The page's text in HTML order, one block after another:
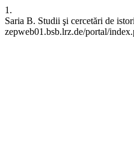
1.
Saria B. Studii şi cercetări de
zepweb01.bsb.lrz.de/portal/